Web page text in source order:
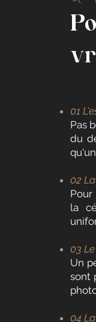
01
Pas
du
02
la
03
Un
sont
04